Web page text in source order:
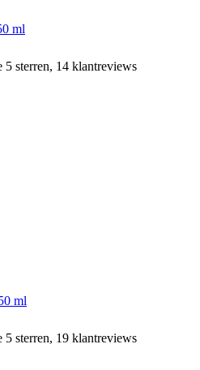
ml
5 sterren, 14 klantreviews
ml
5 sterren, 19 klantreviews